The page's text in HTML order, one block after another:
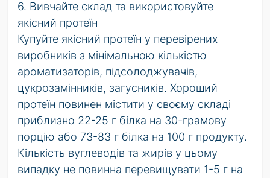
6. Вивчайте склад та використовуйте
якісний протеїн
Купуйте якісний протеїн у перевірених
виробників з мінімальною кількістю
ароматизаторів, підсолоджувачів,
цукрозамінників, загусників. Хороший
протеїн повинен містити у своєму складі
приблизно 22-25 г білка на 30-грамову
порцію або 73-83 г білка на 100 г продукту.
Кількість вуглеводів та жирів у цьому
випадку не повинна перевищувати 1-5 г на